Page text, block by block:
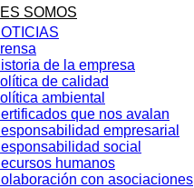
SOMOS
de la empresa
de calidad
ambiental
que nos avalan
empresarial
social
humanos
con asociaciones